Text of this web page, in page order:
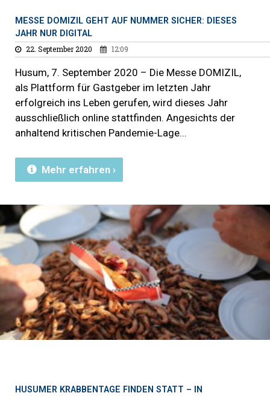
MESSE DOMIZIL GEHT AUF NUMMER SICHER: DIESES
JAHR NUR DIGITAL
22. September 2020 12:09
Husum, 7. September 2020 – Die Messe DOMIZIL,
als Plattform für Gastgeber im letzten Jahr
erfolgreich ins Leben gerufen, wird dieses Jahr
ausschließlich online stattfinden. Angesichts der
anhaltend kritischen Pandemie-Lage
Mehr erfahren ›
HUSUMER KRABBENTAGE FINDEN STATT – IN